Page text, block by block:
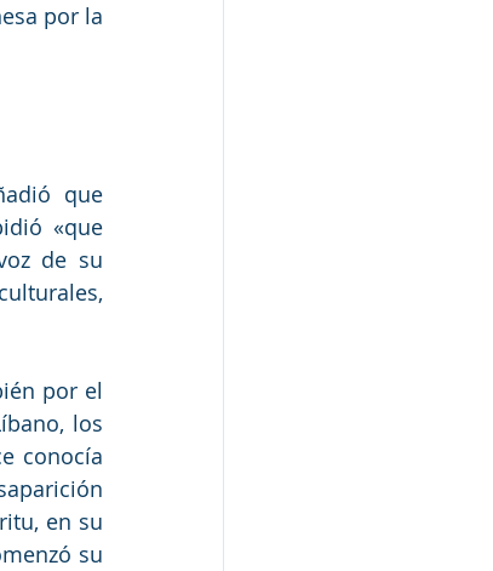
por la
que
«que
de su
por el
los
conocía
en su
su